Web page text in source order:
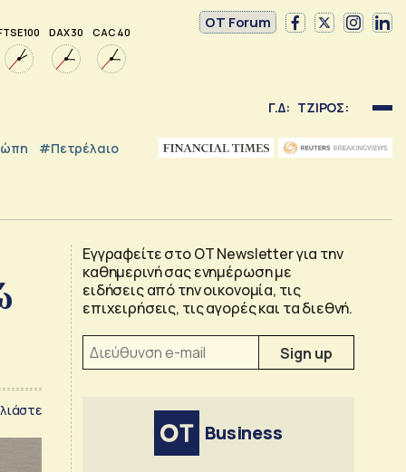
100 DAX 30 CAC 40
OT Forum
Γ.Δ: ΤΖΙΡΟΣ:
#Πετρέλαιο
Εγγραφείτε στο OT Newsletter για την
καθημερινή σας ενημέρωση με
ειδήσεις από την οικονομία, τις
επιχειρήσεις, τις αγορές και τα διεθνή.
Business